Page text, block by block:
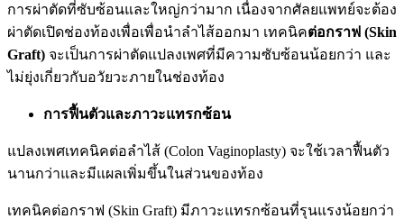
การผ่าตัดที่ซับซ้อนและใหญ่กว่ามาก เนื่องจากศัลยแพทย์จะต้อง
ผ่าตัดเปิดช่องท้องเพื่อเพื่อนำลำไส้ออกมา เทคนิคต่อกราฟ (Skin
Graft) จะเป็นการผ่าตัดแปลงเพศที่มีความซับซ้อนน้อยกว่า และ
ไม่ยุ่งเกี่ยวกับอวัยวะภายในช่องท้อง
การฟื้นตัวและภาวะแทรกซ้อน
แปลงเพศเทคนิคต่อลำไส้ (Colon Vaginoplasty) จะใช้เวลาฟื้นตัว
นานกว่าและมีแผลเพิ่มขึ้นในส่วนของท้อง
เทคนิคต่อกราฟ (Skin Graft) มีภาวะแทรกซ้อนที่รุนแรงน้อยกว่า